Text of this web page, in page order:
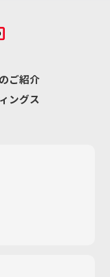
ご紹介
ングス